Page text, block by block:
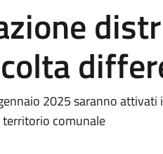
2025 saranno
comunale